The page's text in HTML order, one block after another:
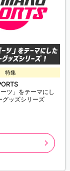
特集
ツ」をテーマにし
グッズシリーズ